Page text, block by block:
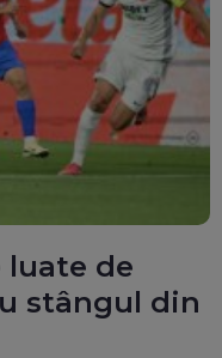
luate de
stângul din